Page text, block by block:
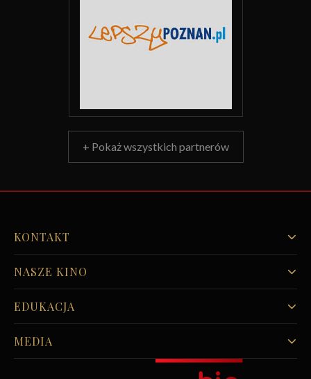
+ Pokaż wszystkich partnerów
KONTAKT
NASZE KINO
EDUKACJA
MEDIA